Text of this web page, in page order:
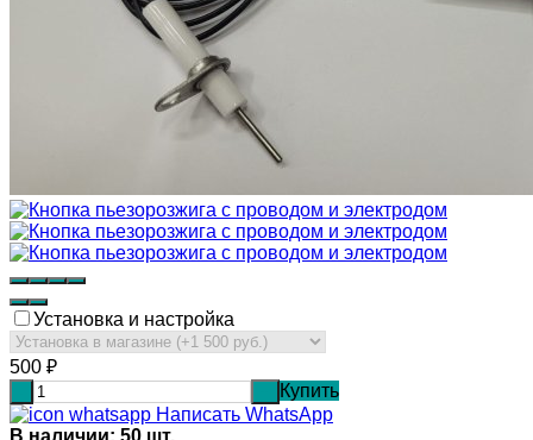
Установка и настройка
500 ₽
Купить
Написать WhatsApp
В наличии: 50 шт.